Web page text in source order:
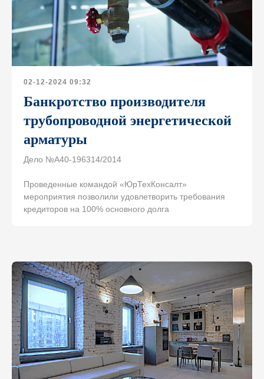
02-12-2024 09:32
Банкротство производителя
трубопроводной энергетической
арматуры
Дело №А40-196314/2014
Проведенные командой «ЮрТехКонсалт»
мероприятия позволили удовлетворить требования
кредиторов на 100% основного долга
+7
Соглашаюсь наобработку персональных данныхи
ознакомлен с условиямиПолитики
конфиденциальности
Оставить заявку
Для получения
консультации оставьте
заявку и мы свяжемся
с вами в ближайшее время
© 1999—2026, ООО «ЮрТехКонсалт»
ИНН 7722832917, ОГРН 1147746080020
Дебиторская
задолженность
Строительные
споры
Суды общей
юрисдикции
Арбитражные
споры
Прайс-лист
Блог
Публикации
О нас
Достижения
Вакансии в
Pro bono
Услуги
Компания
Политика конфиденциальности
Информация о Cookies
Скачать брошюру о компании
Спецпроект: Дорога банкротства